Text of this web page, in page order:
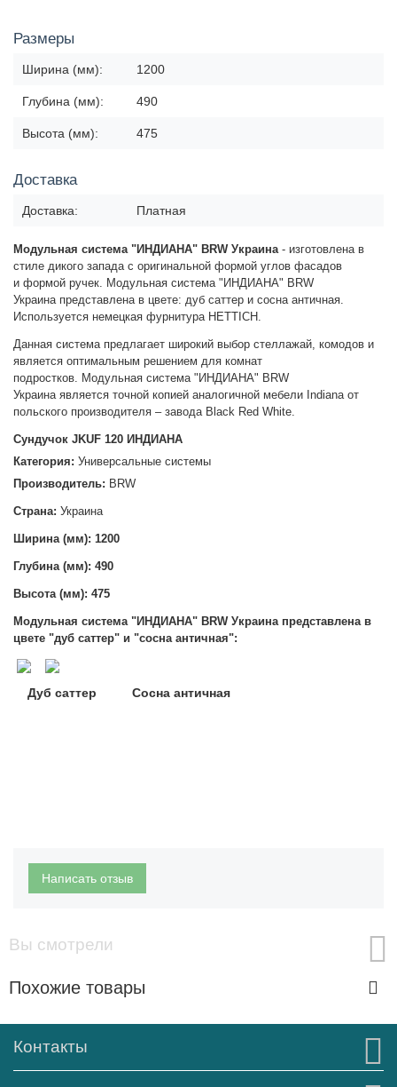
Размеры
Ширина (мм): 1200
Глубина (мм): 490
Высота (мм): 475
Доставка
Доставка: Платная
Модульная система "ИНДИАНА" BRW Украина- изготовлена в
стиле дикого запада с оригинальной формой углов фасадов
и формой ручек. Модульная система "ИНДИАНА" BRW
Украина представлена в цвете: дуб саттер и сосна античная.
Используется немецкая фурнитура HETTICH.
Данная система предлагает широкий выбор стеллажай, комодов и
является оптимальным решением для комнат
подростков. Модульная система "ИНДИАНА" BRW
Украинаявляется точной копией аналогичной мебели Indiana от
польского производителя – завода Black Red White.
Сундучок JKUF 120 ИНДИАНА
Категория: Универсальные системы
Производитель: BRW
Страна: Украина
Ширина (мм): 1200
Глубина (мм): 490
Высота (мм): 475
Модульная система "ИНДИАНА" BRW Украина представлена в
цвете "дуб саттер" и "сосна античная":
Дуб саттер Сосна античная
Написать отзыв
Вы смотрели
Похожие товары
Контакты